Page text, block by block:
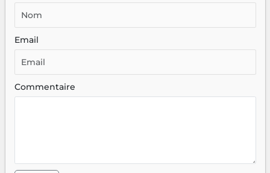
Email
Commentaire